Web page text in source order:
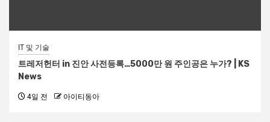
IT 및 기술
트레저헌터 in 진안 사전등록…5000만 원 주인공은 누가? | KS
News
4일 전 아이티동아